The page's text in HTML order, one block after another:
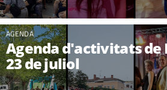
AGENDA
Agenda d'activitats de
23 de juliol